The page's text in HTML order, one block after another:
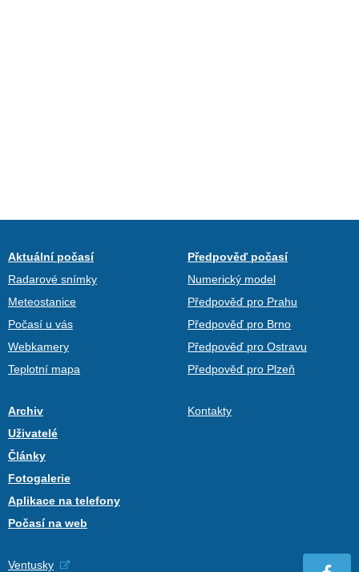
Aktuální počasí
Radarové snímky
Meteostanice
Počasí u vás
Webkamery
Teplotní mapa
Předpověď počasí
Numerický model
Předpověď pro Prahu
Předpověď pro Brno
Předpověď pro Ostravu
Předpověď pro Plzeň
Archiv
Uživatelé
Články
Fotogalerie
Aplikace na telefony
Počasí na web
Kontakty
Ventusky